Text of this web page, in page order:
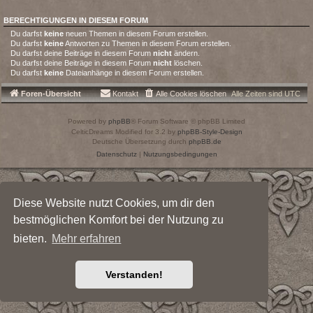
Diese Website nutzt Cookies, um dir den
bestmöglichen Komfort bei der Nutzung zu
bieten. Mehr erfahren
Verstanden!
BERECHTIGUNGEN IN DIESEM FORUM
Du darfst keine neuen Themen in diesem Forum erstellen.
Du darfst keineAntworten zu Themen in diesem Forum erstellen.
Du darfst deine Beiträge in diesem Forum nicht ändern.
Du darfst deine Beiträge in diesem Forum nicht löschen.
Du darfst keine Dateianhänge in diesem Forum erstellen.
Foren-Übersicht Alle Zeiten sindUTC
Alle Cookies löschen
Kontakt
Powered by phpBB® Forum Software © phpBB Limited
CelticDreams Modified for 3.2 by phpBB-Style-Design
Deutsche Übersetzung durch phpBB.de
Datenschutz| Nutzungsbedingungen